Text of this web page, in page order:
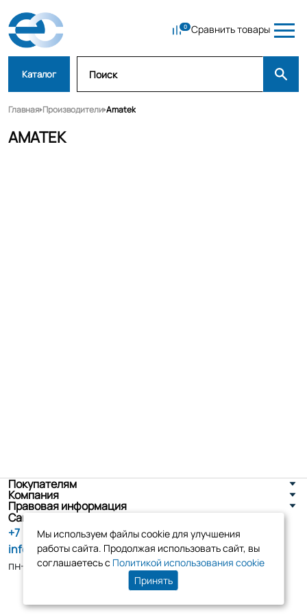
Сравнить товары
Каталог
Главная Производители Amatek
AMATEK
Покупателям
Компания
Правовая информация
Санкт-Петербург, ул. Новоселов д. 8
+7 (800) 555-86-90
info@tk-elko.ru
пн-пт, 10:00 - 18:00
Мы используем файлы cookie для улучшения
работы сайта. Продолжая использовать сайт, вы
соглашаетесь с Политикой использования cookie
Принять